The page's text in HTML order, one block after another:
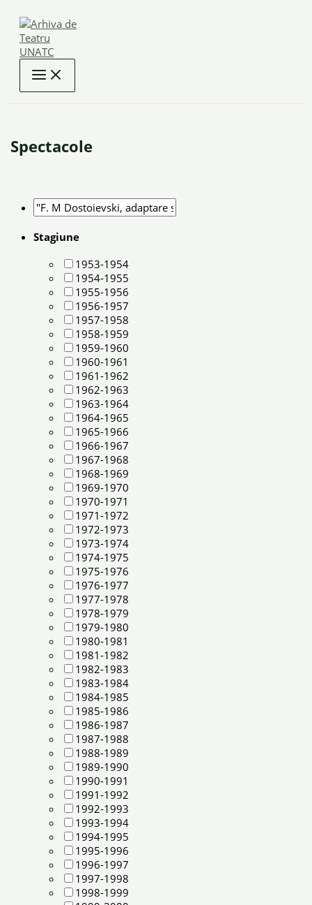
content
Spectacole
Stagiune
1953-1954
1954-1955
1955-1956
1956-1957
1957-1958
1958-1959
1959-1960
1960-1961
1961-1962
1962-1963
1963-1964
1964-1965
1965-1966
1966-1967
1967-1968
1968-1969
1969-1970
1970-1971
1971-1972
1972-1973
1973-1974
1974-1975
1975-1976
1976-1977
1977-1978
1978-1979
1979-1980
1980-1981
1981-1982
1982-1983
1983-1984
1984-1985
1985-1986
1986-1987
1987-1988
1988-1989
1989-1990
1990-1991
1991-1992
1992-1993
1993-1994
1994-1995
1995-1996
1996-1997
1997-1998
1998-1999